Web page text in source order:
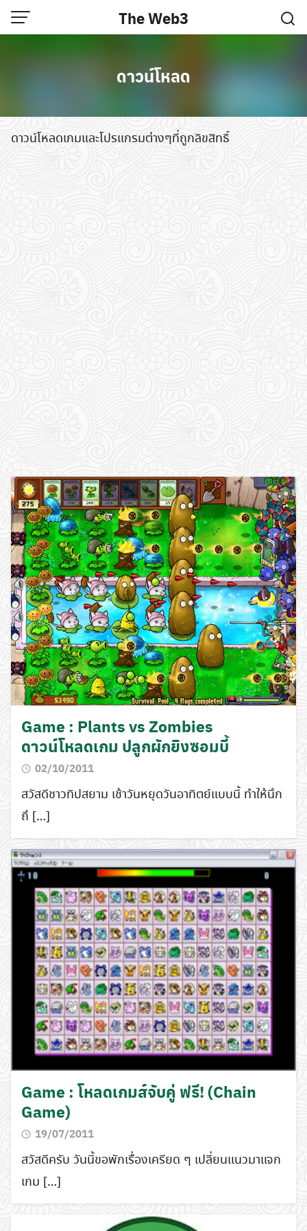
Skip
to
content
The Web3
ดาวน์โหลด
ดาวน์โหลดเกมและโปรแกรมต่างๆที่ถูกลิขสิทธิ์
Game : Plants vs Zombies
ดาวน์โหลดเกม ปลูกผักยิงซอมบี้
02/10/2011
สวัสดีชาวทิปสยาม เช้าวันหยุดวันอาทิตย์แบบนี้ ทำให้นึก
ถึ […]
Game : โหลดเกมส์จับคู่ ฟรี! (Chain
Game)
19/07/2011
สวัสดีครับ วันนี้ขอพักเรื่องเครียด ๆ เปลี่ยนแนวมาแจก
เกม […]